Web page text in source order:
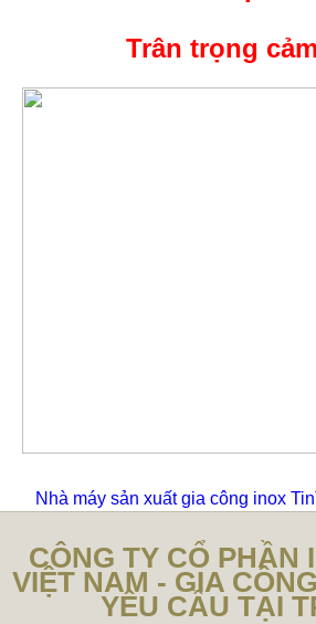
Trân trọng
Nhà máy sản xuất gia công inox
CÔNG TY CỔ PHẦN
VIỆT NAM - GIA
YÊU CẦU TẠI